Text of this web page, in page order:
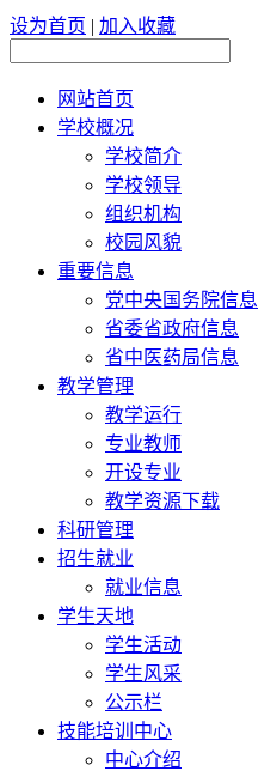
设为首页 | 加入收藏
网站首页
学校概况
学校简介
学校领导
组织机构
校园风貌
重要信息
党中央国务院信息
省委省政府信息
省中医药局信息
教学管理
教学运行
专业教师
开设专业
教学资源下载
科研管理
招生就业
就业信息
学生天地
学生活动
学生风采
公示栏
技能培训中心
中心介绍